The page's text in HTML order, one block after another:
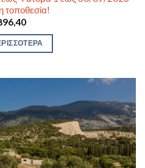
τοποθεσία!